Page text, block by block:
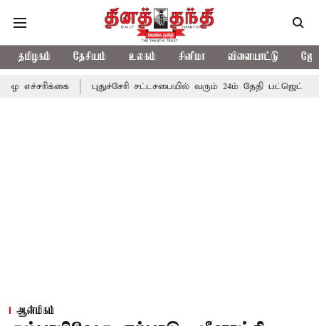
தமிழகம் தேசியம் உலகம் சினிமா விளையாட்டு
புதுச்சேரி சட்டசபையில் வரும் 24ம் தேதி பட்ஜெட் தாக்கல்
ஆன்மிகம்